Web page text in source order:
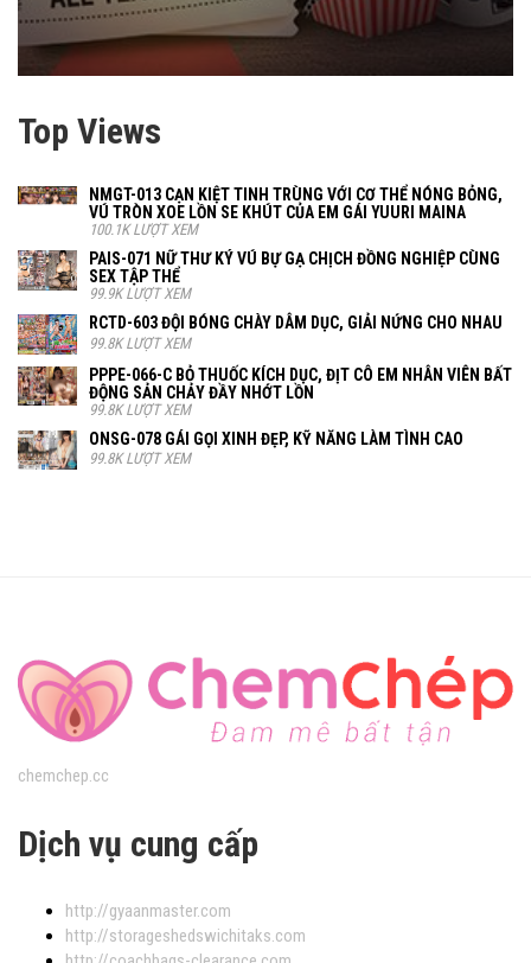
Top Views
NMGT-013 CẠN KIỆT TINH TRÙNG VỚI CƠ THỂ NÓNG BỎNG,
VÚ TRÒN XOE LỒN SE KHÚT CỦA EM GÁI YUURI MAINA
100.1K LƯỢT XEM
PAIS-071 NỮ THƯ KÝ VÚ BỰ GẠ CHỊCH ĐỒNG NGHIỆP CÙNG
SEX TẬP THỂ
99.9K LƯỢT XEM
RCTD-603 ĐỘI BÓNG CHÀY DÂM DỤC, GIẢI NỨNG CHO NHAU
99.8K LƯỢT XEM
PPPE-066-C BỎ THUỐC KÍCH DỤC, ĐỊT CÔ EM NHÂN VIÊN BẤT
ĐỘNG SẢN CHẢY ĐẦY NHỚT LỒN
99.8K LƯỢT XEM
ONSG-078 GÁI GỌI XINH ĐẸP, KỸ NĂNG LÀM TÌNH CAO
99.8K LƯỢT XEM
chemchep.cc
Dịch vụ cung cấp
http://gyaanmaster.com
http://storageshedswichitaks.com